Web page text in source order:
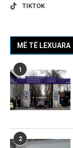
TIKTOK
MË TË LEXUARA
1
2